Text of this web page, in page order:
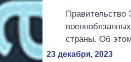
Правительство
страны. Об
23 декабря, 2023